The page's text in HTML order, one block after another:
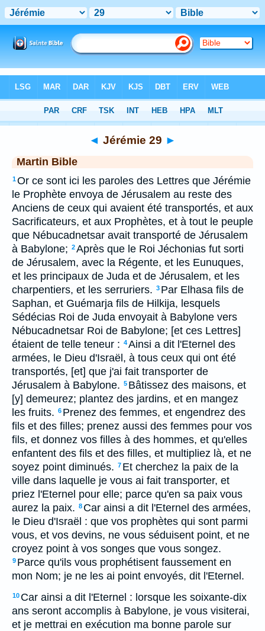
> Jérémie 29
◄ Jérémie 29 ►
Martin Bible
1Or ce sont ici les paroles des Lettres que Jérémie
le Prophète envoya de Jérusalem au reste des
Anciens de ceux qui avaient été transportés, et aux
Sacrificateurs, et aux Prophètes, et à tout le peuple
que Nébucadnetsar avait transporté de Jérusalem
à Babylone; 2Après que le Roi Jéchonias fut sorti
de Jérusalem, avec la Régente, et les Eunuques,
et les principaux de Juda et de Jérusalem, et les
charpentiers, et les serruriers. 3 Par Elhasa fils de
Saphan, et Guémarja fils de Hilkija, lesquels
Sédécias Roi de Juda envoyait à Babylone vers
Nébucadnetsar Roi de Babylone; [et ces Lettres]
étaient de telle teneur : 4Ainsi a dit l'Eternel des
armées, le Dieu d'Israël, à tous ceux qui ont été
transportés, [et] que j'ai fait transporter de
Jérusalem à Babylone. 5 Bâtissez des maisons, et
[y] demeurez; plantez des jardins, et en mangez
les fruits. 6 Prenez des femmes, et engendrez des
fils et des filles; prenez aussi des femmes pour vos
fils, et donnez vos filles à des hommes, et qu'elles
enfantent des fils et des filles, et multipliez là, et ne
soyez point diminués. 7 Et cherchez la paix de la
ville dans laquelle je vous ai fait transporter, et
priez l'Eternel pour elle; parce qu'en sa paix vous
aurez la paix. 8 Car ainsi a dit l'Eternel des armées,
le Dieu d'Israël : que vos prophètes qui sont parmi
vous, et vos devins, ne vous séduisent point, et ne
croyez point à vos songes que vous songez.
9 Parce qu'ils vous prophétisent faussement en
mon Nom; je ne les ai point envoyés, dit l'Eternel.
10 Car ainsi a dit l'Eternel : lorsque les soixante-dix
ans seront accomplis à Babylone, je vous visiterai,
et je mettrai en exécution ma bonne parole sur